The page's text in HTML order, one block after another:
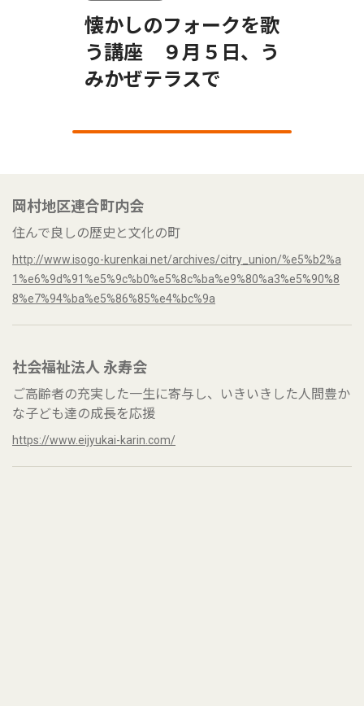
懐かしのフォークを歌
う講座 ９月５日、う
みかぜテラスで
岡村地区連合町内会
住んで良しの歴史と文化の町
http://www.isogo-kurenkai.net/archives/citry_union/%e5%b2%a
1%e6%9d%91%e5%9c%b0%e5%8c%ba%e9%80%a3%e5%90%8
8%e7%94%ba%e5%86%85%e4%bc%9a
社会福祉法人 永寿会
ご高齢者の充実した一生に寄与し、いきいきした人間豊か
な子ども達の成長を応援
https://www.eijyukai-karin.com/